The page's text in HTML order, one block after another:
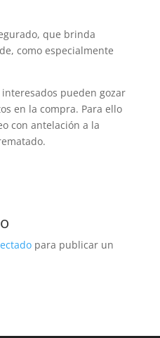
que brinda
como especialmente
pueden gozar
en la compra. Para ello
con antelación a la
para publicar un